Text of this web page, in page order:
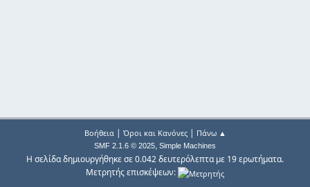
Βοήθεια| Όροι και Κανόνες| Πάνω ▲
SMF 2.1.6 © 2025, Simple Machines
Η σελίδα δημιουργήθηκε σε 0.042 δευτερόλεπτα με 19 ερωτήματα.
Μετρητής επισκέψεων: